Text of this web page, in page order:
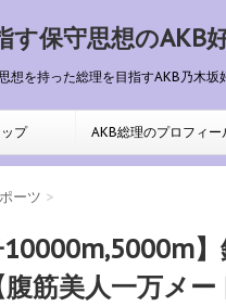
す保守思想のAKB
想を持った総理を目指すAKB乃木
プ AKB総理のプロフィー
ーツ >
10000m,5000m
筋美人一万メ